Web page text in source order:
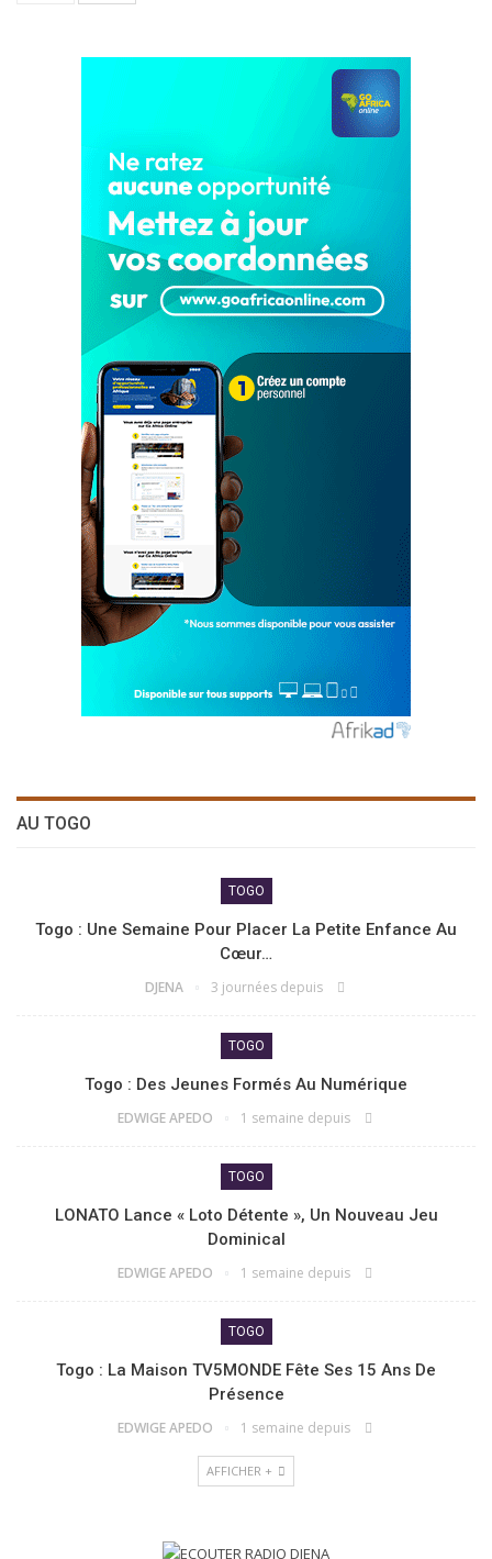
AU TOGO
TOGO
Togo : Une Semaine Pour Placer La Petite Enfance Au
Cœur…
DJENA 3 journées depuis
TOGO
Togo : Des Jeunes Formés Au Numérique
EDWIGE APEDO 1 semaine depuis
TOGO
LONATO Lance « Loto Détente », Un Nouveau Jeu
Dominical
EDWIGE APEDO 1 semaine depuis
TOGO
Togo : La Maison TV5MONDE Fête Ses 15 Ans De
Présence
EDWIGE APEDO 1 semaine depuis
AFFICHER +